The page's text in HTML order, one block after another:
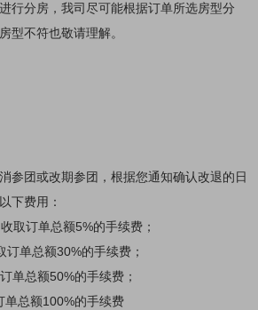
行分房，我司尽可能根据订单所选房型分
型不符也敬请理解。
参团或改期参团，根据您通知确认改退的日
下费用：
取订单总额5%的手续费；
订单总额30%的手续费；
单总额50%的手续费；
单总额100%的手续费